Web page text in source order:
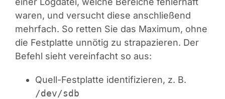
waren, und versucht diese anschließend
mehrfach. So retten Sie das Maximum, ohne
die Festplatte unnötig zu strapazieren. Der
Befehl sieht vereinfacht so aus:
Quell-Festplatte identifizieren, z. B.
/dev/sdb